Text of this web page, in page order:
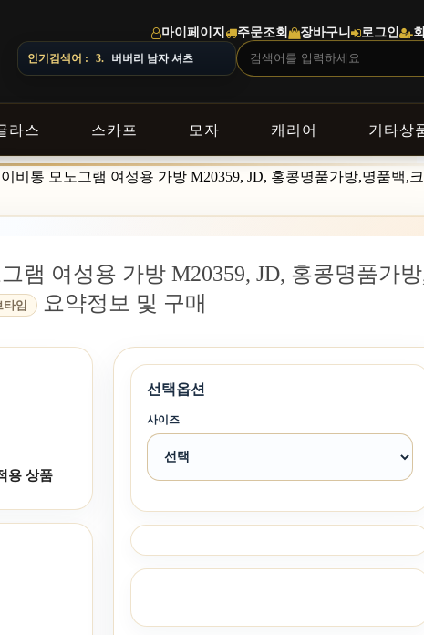
마이페이지 주문조회 장바구니 로그인
인기검색어 : 3. 버버리 남자 셔츠
라스 스카프 모자 캐리어 기타상
비통 모노그램 여성용 가방 M20359, JD, 홍콩명품가방,명품백,
램 여성용 가방 M20359, JD, 홍콩명품가
임 요약정보 및 구매
용 상품
선택옵션
사이즈